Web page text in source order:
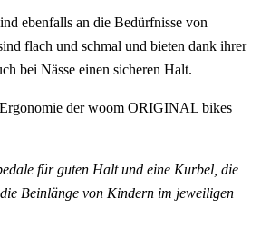
ebenfalls an die Bedürfnisse von
flach und schmal und bieten dank ihrer
bei Nässe einen sicheren Halt.
der woom ORIGINAL bikes
für guten Halt und eine Kurbel, die
Beinlänge von Kindern im jeweiligen